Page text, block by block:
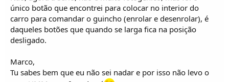
único botão que encontrei para colocar no interior do
carro para comandar o guincho (enrolar e desenrolar), é
daqueles botões que quando se larga fica na posição
desligado.
Marco,
Tu sabes bem que eu não sei nadar e por isso não levo o